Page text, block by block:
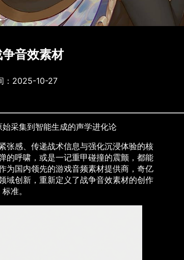
音效素材
：2025-10-27
采集到智能生成的声学进化论
张感、传递战术信息与强化沉浸体验的核
的呼啸，或是一记重甲碰撞的震颤，都能
为国内领先的游戏音频素材提供商，奇亿
域创新，重新定义了战争音效素材的创作
标准。